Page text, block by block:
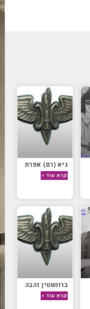
גיא (רם) אפרת
קרא עוד »
ברונשטין זהבה
קרא עוד »